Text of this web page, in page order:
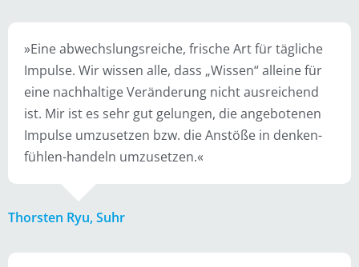
»Eine abwechslungsreiche, frische Art für tägliche
Impulse. Wir wissen alle, dass „Wissen“ alleine für
eine nachhaltige Veränderung nicht ausreichend
ist. Mir ist es sehr gut gelungen, die angebotenen
Impulse umzusetzen bzw. die Anstöße in denken-
fühlen-handeln umzusetzen.«
Thorsten Ryu, Suhr